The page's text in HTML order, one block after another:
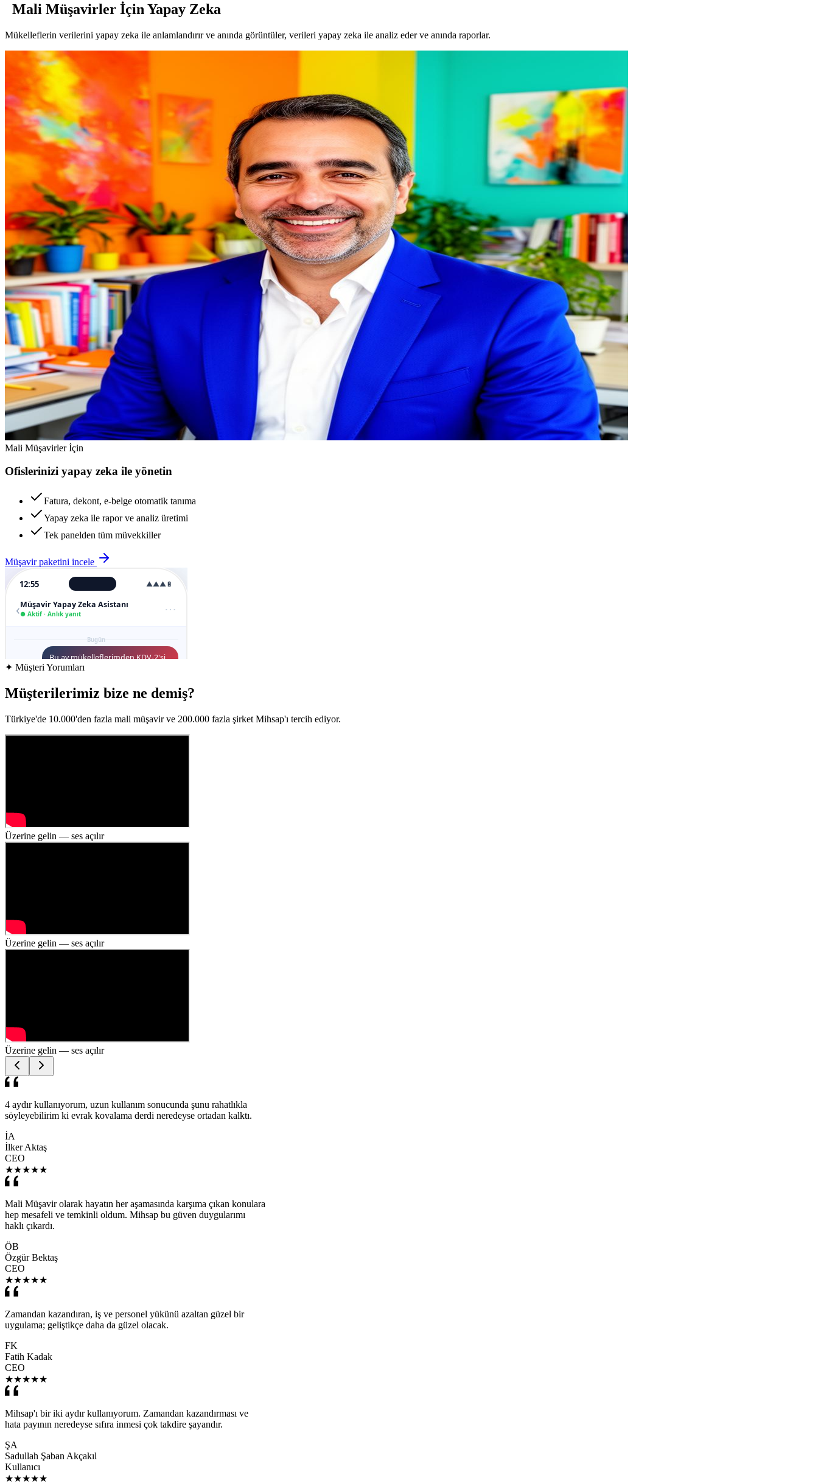
Mali Müşavirler İçin Yapay Zeka
Mükelleflerin verilerini yapay zeka ile anlamlandırır ve anında görüntüler, verileri yapay zeka ile analiz eder ve anında raporlar.
Mali Müşavirler İçin
Ofislerinizi yapay zeka ile yönetin
Fatura, dekont, e-belge otomatik tanıma
Yapay zeka ile rapor ve analiz üretimi
Tek panelden tüm müvekkiller
Müşavir paketini incele
✦ Müşteri Yorumları
Müşterilerimiz bize ne demiş?
Türkiye'de 10.000'den fazla mali müşavir ve 200.000 fazla şirket Mihsap'ı tercih ediyor.
Üzerine gelin — ses açılır
Üzerine gelin — ses açılır
Üzerine gelin — ses açılır
4 aydır kullanıyorum, uzun kullanım sonucunda şunu rahatlıkla
söyleyebilirim ki evrak kovalama derdi neredeyse ortadan kalktı.
İA
İlker Aktaş
CEO
★★★★★
Mali Müşavir olarak hayatın her aşamasında karşıma çıkan konulara
hep mesafeli ve temkinli oldum. Mihsap bu güven duygularımı
haklı çıkardı.
ÖB
Özgür Bektaş
CEO
★★★★★
Zamandan kazandıran, iş ve personel yükünü azaltan güzel bir
uygulama; geliştikçe daha da güzel olacak.
FK
Fatih Kadak
CEO
★★★★★
Mihsap'ı bir iki aydır kullanıyorum. Zamandan kazandırması ve
hata payının neredeyse sıfıra inmesi çok takdire şayandır.
ŞA
Sadullah Şaban Akçakıl
Kullanıcı
★★★★★